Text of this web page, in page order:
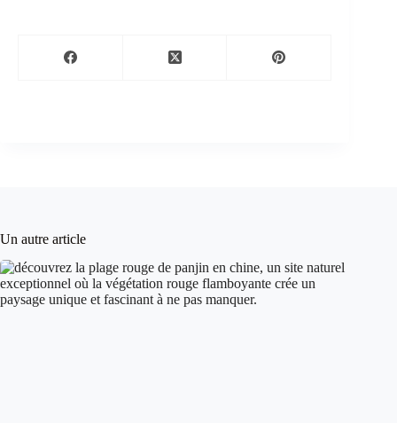
Un autre article